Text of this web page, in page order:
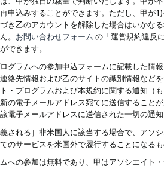
申込みすることができます。ただし、甲が
き乙のアカウントを解除した場合はいかな
。 お問い合わせフォーム の「運営規約違反
できます。
グラムへの参加申込フォームに記載した情
絡先情報および乙のサイトの識別情報など
・プログラムおよび本規約に関する通知（
の電子メールアドレス宛てに送信すること
電子メールアドレスに送信された一切の通
される］非米国人に該当する場合で、アソ
のサービスを米国外で履行することになる
への参加は無料であり、甲はアソシエイト